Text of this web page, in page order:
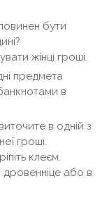
бути
жінці гроші.
предмета
в
в одній з
гроші.
клеєм.
або в